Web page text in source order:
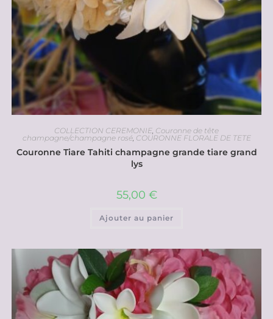
COLLECTION CEREMONIE, Couronne de tête
champagne/champagne rosé, COURONNE FLORALE DE TETE
Couronne Tiare Tahiti champagne grande tiare grand
lys
55,00 €
Ajouter au panier